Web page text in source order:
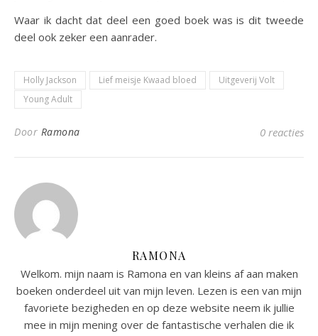
Waar ik dacht dat deel een goed boek was is dit tweede
deel ook zeker een aanrader.
Holly Jackson Lief meisje Kwaad bloed
Uitgeverij Volt
Young Adult
Door Ramona 0 reacties
RAMONA
Welkom. mijn naam is Ramona en van kleins af aan maken
boeken onderdeel uit van mijn leven. Lezen is een van mijn
favoriete bezigheden en op deze website neem ik jullie
mee in mijn mening over de fantastische verhalen die ik